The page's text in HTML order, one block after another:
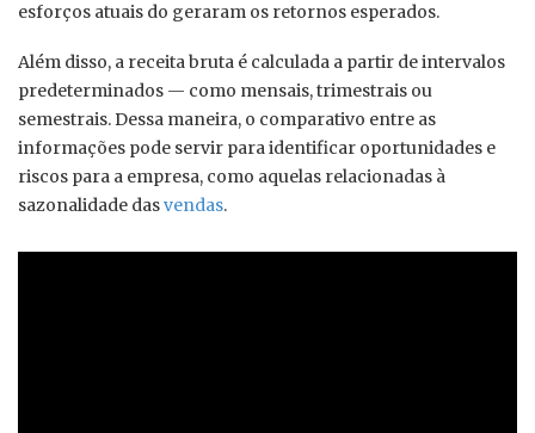
esforços atuais do geraram os retornos esperados.
Além disso, a receita bruta é calculada a partir de intervalos
predeterminados — como mensais, trimestrais ou
semestrais. Dessa maneira, o comparativo entre as
informações pode servir para identificar oportunidades e
riscos para a empresa, como aquelas relacionadas à
sazonalidade dasvendas.